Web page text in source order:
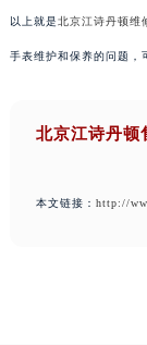
以上就是北京江诗丹顿维
手表维护和保养的问题，
北京江诗丹顿
本文链接： http://